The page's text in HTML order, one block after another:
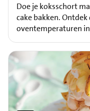
Doe je koksschort
cake bakken.
oventemperaturen